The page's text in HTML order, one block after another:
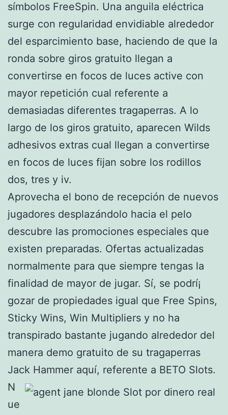
símbolos FreeSpin. Una anguila eléctrica
surge con regularidad envidiable alrededor
del esparcimiento base, haciendo de que la
ronda sobre giros gratuito llegan a
convertirse en focos de luces active con
mayor repetición cual referente a
demasiadas diferentes tragaperras. A lo
largo de los giros gratuito, aparecen Wilds
adhesivos extras cual llegan a convertirse
en focos de luces fijan sobre los rodillos
dos, tres y iv.
Aprovecha el bono de recepción de nuevos
jugadores desplazándolo hacia el pelo
descubre las promociones especiales que
existen preparadas. Ofertas actualizadas
normalmente para que siempre tengas la
finalidad de mayor de jugar. Sí, se podrí¡
gozar de propiedades igual que Free Spins,
Sticky Wins, Win Multipliers y no ha
transpirado bastante jugando alrededor del
manera demo gratuito de su tragaperras
Jack Hammer aquí, referente a BETO Slots.
N
ue